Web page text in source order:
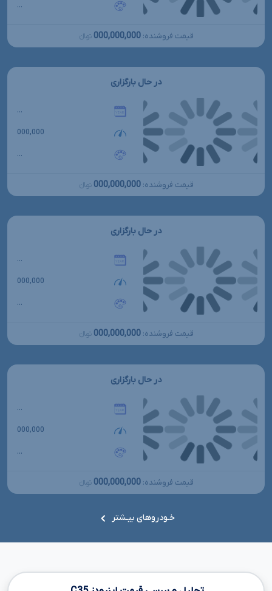
...
قیمت فروشنده: 000,000,000 تومانءءء
در حال بارگزاری
...
000,000
...
قیمت فروشنده: 000,000,000 تومانءءء
در حال بارگزاری
...
000,000
...
قیمت فروشنده: 000,000,000 تومانءءء
در حال بارگزاری
...
000,000
...
قیمت فروشنده: 000,000,000 تومانءءء
خـودروهای بیـشتر